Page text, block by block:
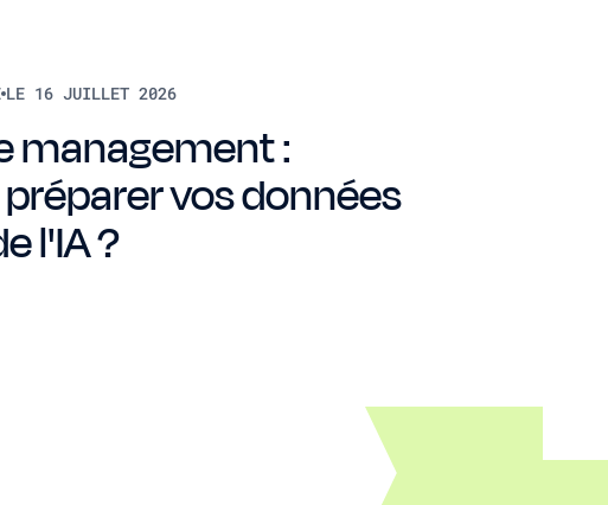
LE 16 JUILLET 2026
management :
vos données
l'IA ?